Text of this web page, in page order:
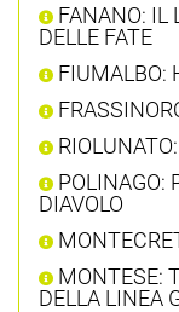
FANANO: IL
DELLE FATE
FIUMALBO:
POLINAGO:
DIAVOLO
MONTESE:
DELLA LINEA